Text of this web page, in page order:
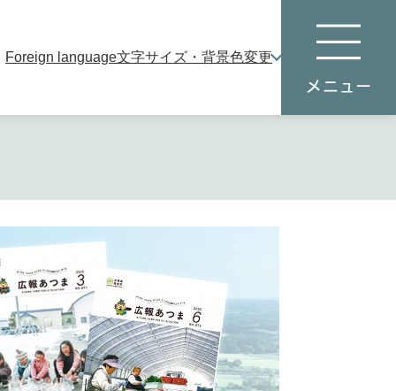
本
Foreign language文字サイズ・背景色変更